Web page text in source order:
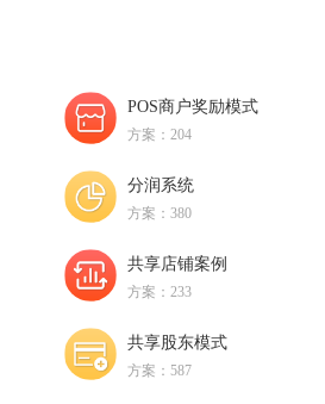
POS商户奖励模式
方案：204
分润系统
方案：380
共享店铺案例
方案：233
共享股东模式
方案：587